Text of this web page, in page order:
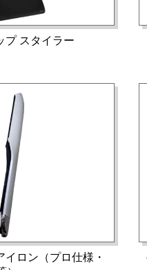
プ スタイラー
ロン（プロ仕様・